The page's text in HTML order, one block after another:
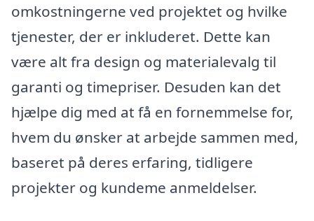
omkostningerne ved projektet og hvilke
tjenester, der er inkluderet. Dette kan
være alt fra design og materialevalg til
garanti og timepriser. Desuden kan det
hjælpe dig med at få en fornemmelse for,
hvem du ønsker at arbejde sammen med,
baseret på deres erfaring, tidligere
projekter og kundeme anmeldelser.